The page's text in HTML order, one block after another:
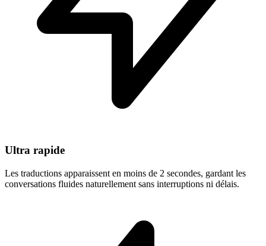
Ultra rapide
Les traductions apparaissent en moins de 2 secondes, gardant les
conversations fluides naturellement sans interruptions ni délais.